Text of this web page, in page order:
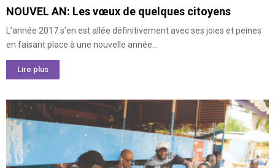
NOUVEL AN: Les vœux de quelques citoyens
L’année 2017 s’en est allée définitivement avec ses joies et peines
en faisant place à une nouvelle année...
Lire plus